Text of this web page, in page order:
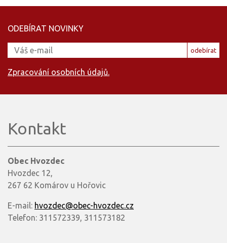
ODEBÍRAT NOVINKY
odebírat
Zpracování osobních údajů.
Kontakt
Obec Hvozdec
Hvozdec 12,
267 62 Komárov u Hořovic
E-mail: hvozdec@obec-hvozdec.cz
Telefon: 311572339, 311573182